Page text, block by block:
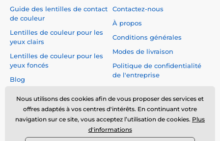
Guide des lentilles de contact
de couleur
Lentilles de couleur pour les
yeux clairs
Lentilles de couleur pour les
yeux foncés
Blog
Contactez-nous
À propos
Conditions générales
Modes de livraison
Politique de confidentialité
de l'entreprise
du Contrat
Sécurité et qualité sans
compromis
Nous utilisons des cookies afin de vous proposer des services et
offres adaptés à vos centres d'intérêts. En continuant votre
navigation sur ce site, vous acceptez l’utilisation de cookies. Plus
d'informations